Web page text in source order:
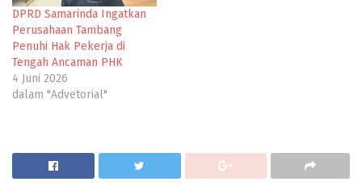
DPRD Samarinda Ingatkan
Perusahaan Tambang
Penuhi Hak Pekerja di
Tengah Ancaman PHK
4 Juni 2026
dalam "Advetorial"